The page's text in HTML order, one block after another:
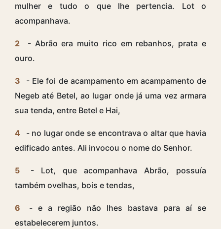
mulher e tudo o que lhe pertencia. Lot o
acompanhava.
2
- Abrão era muito rico em rebanhos, prata e
ouro.
3
- Ele foi de acampamento em acampamento de
Negeb até Betel, ao lugar onde já uma vez armara
sua tenda, entre Betel e Hai,
4
- no lugar onde se encontrava o altar que havia
edificado antes. Ali invocou o nome do Senhor.
5
- Lot, que acompanhava Abrão, possuía
também ovelhas, bois e tendas,
6
- e a região não lhes bastava para aí se
estabelecerem juntos.